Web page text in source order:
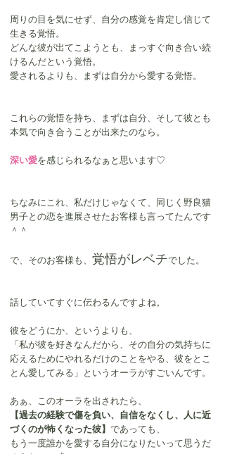
周りの目を気にせず、自分の感覚を肯定し信じて
生きる覚悟。
どんな彼が出てこようとも、まっすぐ向き合い続
けるんだという覚悟。
愛されるよりも、まずは自分から愛する覚悟。
これらの覚悟を持ち、まずは自分、そして彼とも
本気で向き合うことが出来たのなら。
深い愛を感じられるなぁと思います♡
ちなみにこれ、私だけじゃなくて、同じく野良猫
男子との恋を進展させたお客様も言ってたんです
＾＾
で、そのお客様も、 覚悟がレベチでした。
話していてすぐに伝わるんですよね。
彼をどうにか、というよりも、
「私が彼を好きなんだから、その自分の気持ちに
応えるためにやれるだけのことをやる、彼をとこ
とん愛してみる」というオーラがすごいんです。
あぁ、このオーラを出されたら、
【過去の経験で傷を負い、自信をなくし、人に近
づくのが怖くなった彼】 であっても、
もう一度誰かを愛する自分になりたいって思うだ